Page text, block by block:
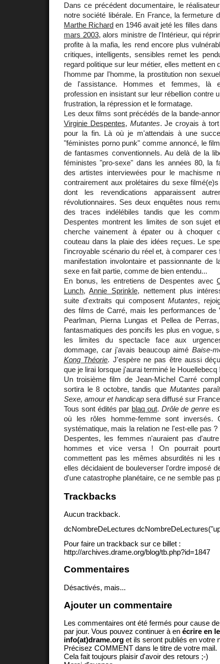
Dans ce précédent documentaire, le
notre société libérale. En France, la fermeture
Marthe Richard en 1946 avait jeté les filles
mars 2003, alors ministre de l'Intérieur, qui
profite à la mafia, les rend encore plus
critiques, intelligents, sensibles remet les
regard politique sur leur métier, elles mettent en
l'homme par l'homme, la prostitution non
de l'assistance. Hommes et femmes, là
profession en insistant sur leur rébellion contre
frustration, la répression et le formatage.
Les deux films sont précédés de la bande-
Virginie Despentes, Mutantes. Je croyais à
pour la fin. Là où je m'attendais à une
"féministes porno punk" comme annoncé, le
de fantasmes conventionnels. Au delà de la
féministes "pro-sexe" dans les années 80, la
des artistes interviewées pour le machisme
contrairement aux prolétaires du sexe
dont les revendications apparaissent
révolutionnaires. Ses deux enquêtes nous
des traces indélébiles tandis que les
Despentes montrent les limites de son sujet
cherche vainement à épater ou à choquer
couteau dans la plaie des idées reçues. Le
l'incroyable scénario du réel et, à comparer
manifestation involontaire et passionnante de
sexe en fait partie, comme de bien entendu...
En bonus, les entretiens de Despentes avec
Lunch,Annie Sprinkle, nettement plus
suite d'extraits qui composentMutantes,
des films de Carré, mais les performances de
Pearlman, Pierna Lungas et Pellea de
fantasmatiques des poncifs les plus en vogue,
les limites du spectacle face aux
dommage, car j'avais beaucoup aimé Baise-
Kong Théorie. J'espère ne pas être aussi
que je lirai lorsque j'aurai terminé le Houellebecq
Un troisième film de Jean-Michel Carré
sortira le 8 octobre, tandis que Mutantes
Sexe, amour et handicap sera diffusé sur
Tous sont édités par blaq out. Drôle de genre
où les rôles homme-femme sont inversés.
systématique, mais la relation ne l'est-elle pas
Despentes, les femmes n'auraient pas
hommes et vice versa ! On pourrait
commettent pas les mêmes absurdités ni les
elles décidaient de bouleverser l'ordre imposé
d'une catastrophe planétaire, ce ne semble pas
Trackbacks
Aucun trackback.
dcNombreDeLectures
Pour faire un trackback sur ce billet :
http://archives.drame.org/blog/tb.php?id=1847
Commentaires
Désactivés, mais...
Ajouter un commentaire
Les commentaires ont été fermés pour cause
par jour. Vous pouvez continuer à en écrire en
info(at)drame.org et ils seront publiés en votre
Précisez COMMENT dans le titre de votre mail.
Cela fait toujours plaisir d'avoir des retours ;-)